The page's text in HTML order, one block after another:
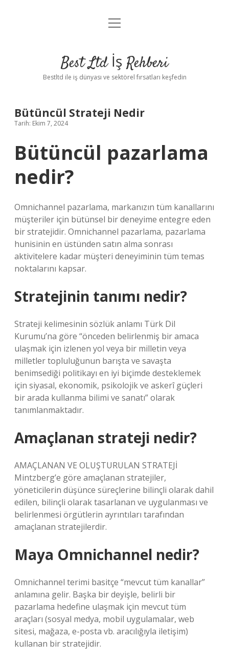
Anasayfa
Yasal Uyarı
menüyü
Best Ltd İş Rehberi
Bestltd ile iş dünyası ve sektörel fırsatları keşfedin
Bütüncül Strateji Nedir
Tarih: Ekim 7, 2024
Bütüncül pazarlama
nedir?
Omnichannel pazarlama, markanızın tüm kanallarını
müşteriler için bütünsel bir deneyime entegre eden
bir stratejidir. Omnichannel pazarlama, pazarlama
hunisinin en üstünden satın alma sonrası
aktivitelere kadar müşteri deneyiminin tüm temas
noktalarını kapsar.
Stratejinin tanımı nedir?
Strateji kelimesinin sözlük anlamı Türk Dil
Kurumu’na göre “önceden belirlenmiş bir amaca
ulaşmak için izlenen yol veya bir milletin veya
milletler topluluğunun barışta ve savaşta
benimsediği politikayı en iyi biçimde desteklemek
için siyasal, ekonomik, psikolojik ve askerî güçleri
bir arada kullanma bilimi ve sanatı” olarak
tanımlanmaktadır.
Amaçlanan strateji nedir?
AMAÇLANAN VE OLUŞTURULAN STRATEJİ
Mintzberg’e göre amaçlanan stratejiler,
yöneticilerin düşünce süreçlerine bilinçli olarak dahil
edilen, bilinçli olarak tasarlanan ve uygulanması ve
belirlenmesi örgütlerin ayrıntıları tarafından
amaçlanan stratejilerdir.
Maya Omnichannel nedir?
Omnichannel terimi basitçe “mevcut tüm kanallar”
anlamına gelir. Başka bir deyişle, belirli bir
pazarlama hedefine ulaşmak için mevcut tüm
araçları (sosyal medya, mobil uygulamalar, web
sitesi, mağaza, e-posta vb. aracılığıyla iletişim)
kullanan bir stratejidir.